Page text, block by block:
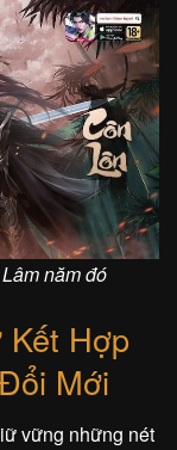
năm đó
Hợp
Mới
vững những nét